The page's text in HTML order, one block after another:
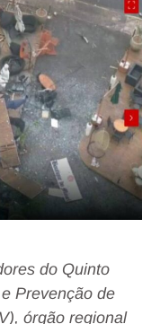
do Quinto
Prevenção de
órgão regional